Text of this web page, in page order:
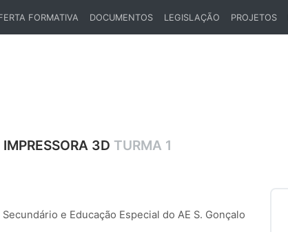
FORMATIVA DOCUMENTOS LEGISLAÇÃO PROJETOS
3D TURMA 1
e Educação Especial do AE S. Gonçalo